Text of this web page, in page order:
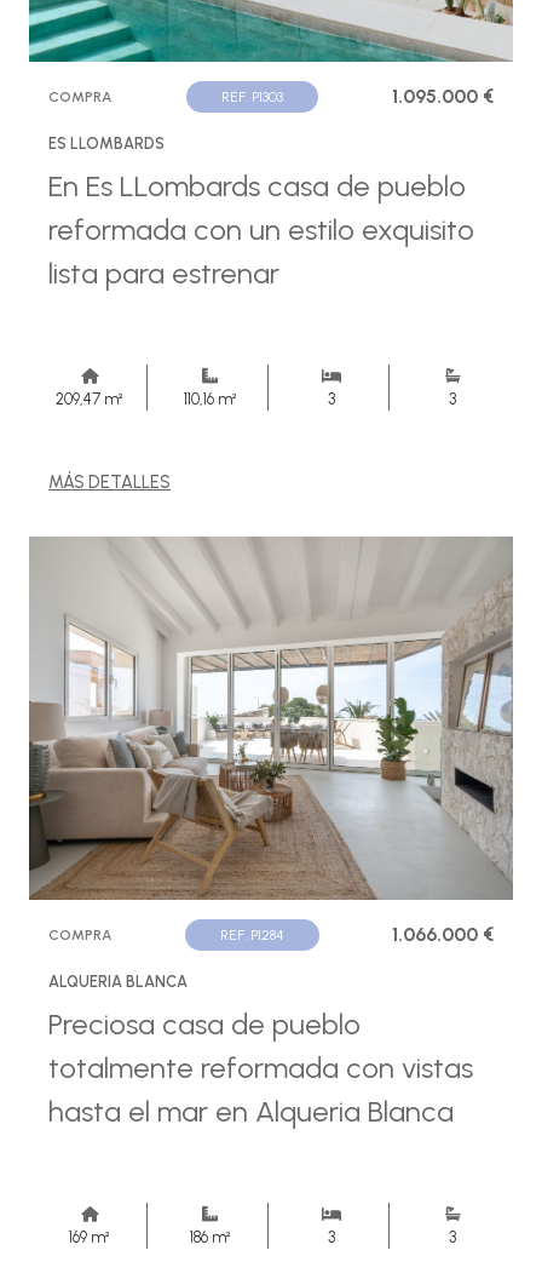
COMPRA REF. P1303 1.095.000 €
ES LLOMBARDS
En Es LLombards casa de pueblo
reformada con un estilo exquisito
lista para estrenar
209,47 m² 110,16 m² 3 3
MÁS DETALLES
COMPRA REF. P1284 1.066.000 €
ALQUERIA BLANCA
Preciosa casa de pueblo
totalmente reformada con vistas
hasta el mar en Alqueria Blanca
169 m² 186 m² 3 3